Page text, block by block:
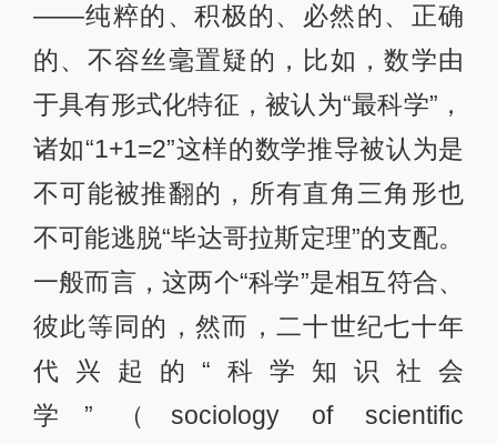
——纯粹的、积极的、必然的、正确
的、不容丝毫置疑的，比如，数学由
于具有形式化特征，被认为“最科学”，
诸如“1+1=2”这样的数学推导被认为是
不可能被推翻的，所有直角三角形也
不可能逃脱“毕达哥拉斯定理”的支配。
一般而言，这两个“科学”是相互符合、
彼此等同的，然而，二十世纪七十年
代兴起的“科学知识社会
学”（sociology of scientific